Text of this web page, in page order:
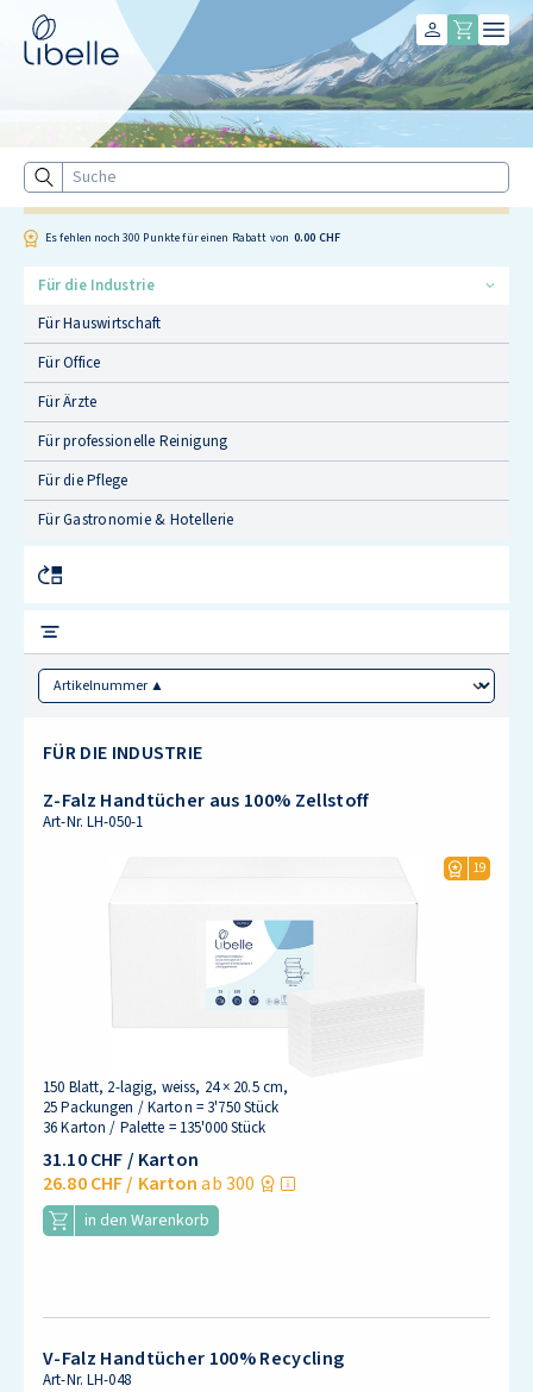
Suche
Es fehlen noch 300 Punkte für einen Rabatt von 0.00 CHF
FÜR DIE INDUSTRIE
Z-Falz Handtücher aus 100% Zellstoff
Art-Nr.LH-050-1
19
150 Blatt, 2-lagig, weiss, 24 × 20.5 cm,
25 Packungen / Karton = 3'750 Stück
36 Karton / Palette = 135'000 Stück
31.10 CHF/ Karton
26.80 CHF/ Karton ab 300
in den Warenkorb
V-Falz Handtücher 100% Recycling
Art-Nr.LH-048
Für die Industrie
Für Hauswirtschaft
Für Office
Für Ärzte
Für professionelle Reinigung
Für die Pflege
Für Gastronomie & Hotellerie
Sorting